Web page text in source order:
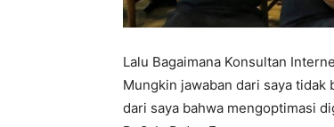
Lalu Bagaimana Konsultan
Mungkin jawaban dari saya
dari saya bahwa mengoptimasi